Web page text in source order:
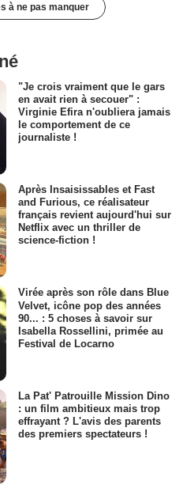
à ne pas manquer
"Je crois vraiment que le gars
en avait rien à secouer" :
Virginie Efira n'oubliera jamais
le comportement de ce
journaliste !
Après Insaisissables et Fast
and Furious, ce réalisateur
français revient aujourd'hui sur
Netflix avec un thriller de
science-fiction !
Virée après son rôle dans Blue
Velvet, icône pop des années
90... : 5 choses à savoir sur
Isabella Rossellini, primée au
Festival de Locarno
La Pat' Patrouille Mission Dino
: un film ambitieux mais trop
effrayant ? L'avis des parents
des premiers spectateurs !